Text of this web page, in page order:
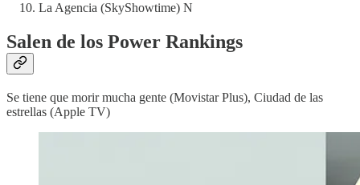
La Agencia (SkyShowtime) N
Salen de los Power Rankings
Se tiene que morir mucha gente (Movistar Plus), Ciudad de las
estrellas (Apple TV)